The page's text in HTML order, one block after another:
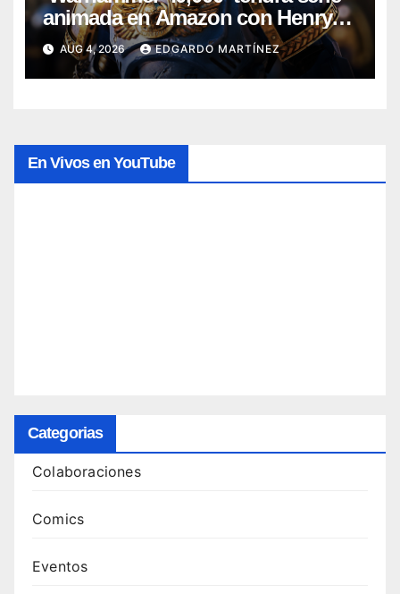
animada en Amazon con Henry
Cavill como productor
AUG 4, 2026 EDGARDO MARTÍNEZ
En Vivos en YouTube
Categorias
Colaboraciones
Comics
Eventos